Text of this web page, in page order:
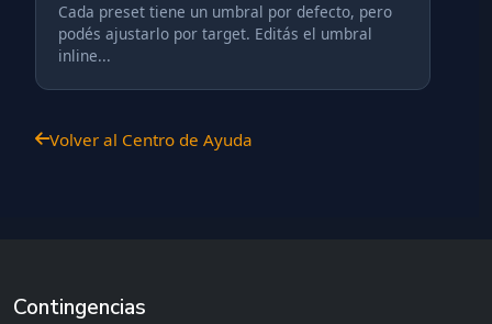
Cada preset tiene un umbral por defecto, pero
podés ajustarlo por target. Editás el umbral
inline...
Volver al Centro de Ayuda
Contingencias